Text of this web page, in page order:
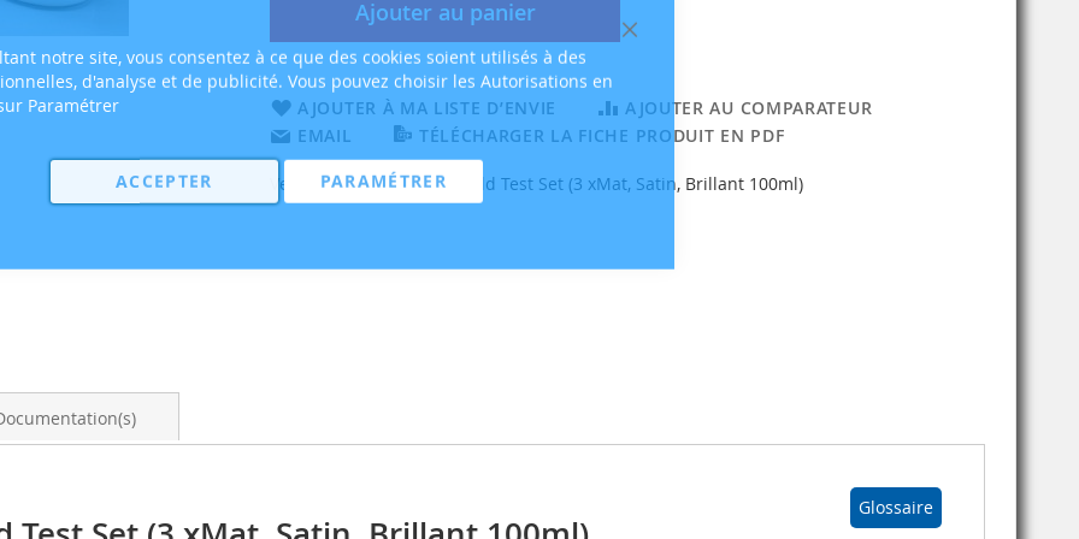
Fermer
notre site, vous consentez à ce que des cookies soient utilisés à des
d'analyse et de publicité. Vous pouvez choisir les Autorisations en
Paramétrer
ACCEPTER PARAMÉTRER
Ajouter au panier
AJOUTER À MA LISTE D’ENVIE
AJOUTER AU COMPARATEUR
EMAIL
TÉLÉCHARGER LA FICHE PRODUIT EN PDF
Vernis Clearstar ClearShield Test Set (3 xMat, Satin, Brillant 100ml)
Glossaire